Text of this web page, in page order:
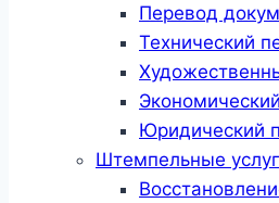
Перевод
Технический
Юридический
Штемпельные